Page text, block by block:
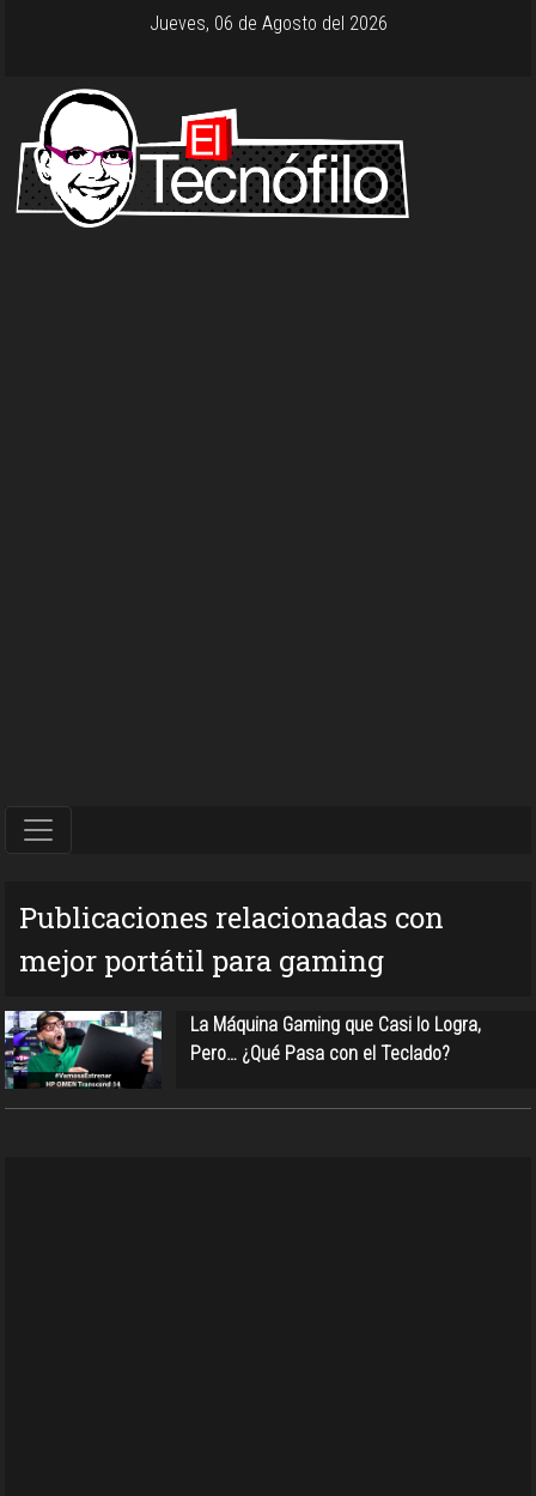
Jueves, 06 de Agosto del 2026
Publicaciones relacionadas con
mejor portátil para gaming
La Máquina Gaming que Casi lo Logra,
Pero… ¿Qué Pasa con el Teclado?